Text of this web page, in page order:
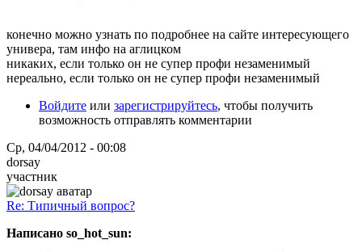
конечно можно узнать по подробнее на сайте интересующего
универа, там инфо на аглицком
никаких, если только он не супер профи незаменимый
нереально, если только он не супер профи незаменимый
Войдите или зарегистрируйтесь, чтобы получить
возможность отправлять комментарии
Ср, 04/04/2012 - 00:08
dorsay
участник
Re: Типичный вопрос?
Написано so_hot_sun: